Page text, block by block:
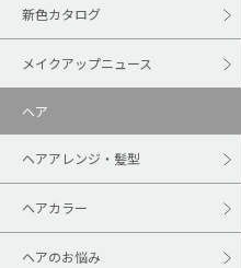
新色カタログ
メイクアップニュース
ヘア
ヘアアレンジ・髪型
ヘアカラー
ヘアのお悩み